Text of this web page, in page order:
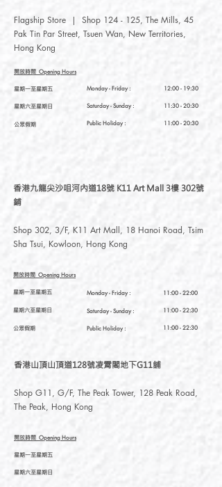
Flagship Store | Shop 124 - 125, The Mills, 45
Pak Tin Par Street, Tsuen Wan, New Territories,
Hong Kong
開放時間 Opening Hours
星期一至星期五
星期六至星期日
公眾假期
12:00 - 19:30
11:30 - 20:30
11:00 - 20:30
Monday - Friday :
Saturday- Sunday :
Public Holiday :
11:00 - 22:00
11:00 - 22:30
11:00 - 22:30
香港九龍尖沙咀河內道18號 K11 Art Mall 3樓 302號
鋪
Shop 302, 3/F, K11 Art Mall, 18 Hanoi Road, Tsim
Sha Tsui, Kowloon, Hong Kong
開放時間 Opening Hours
星期一至星期五
星期六至星期日
公眾假期
Monday - Friday :
Saturday- Sunday :
Public Holiday :
香港山頂山頂道128號凌霄閣地下G11舖
Shop G11, G/F, The Peak Tower, 128 Peak Road,
The Peak, Hong Kong
開放時間 Opening Hours
星期一至星期五
星期六至星期日